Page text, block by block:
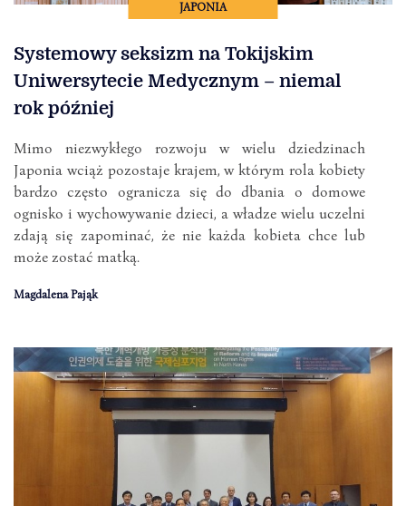
JAPONIA
Systemowy seksizm na Tokijskim
Uniwersytecie Medycznym – niemal
rok później
Mimo niezwykłego rozwoju w wielu dziedzinach
Japonia wciąż pozostaje krajem, w którym rola kobiety
bardzo często ogranicza się do dbania o domowe
ognisko i wychowywanie dzieci, a władze wielu uczelni
zdają się zapominać, że nie każda kobieta chce lub
może zostać matką.
Magdalena Pająk